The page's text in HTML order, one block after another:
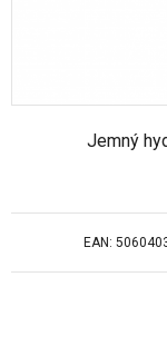
Jemný
EAN: